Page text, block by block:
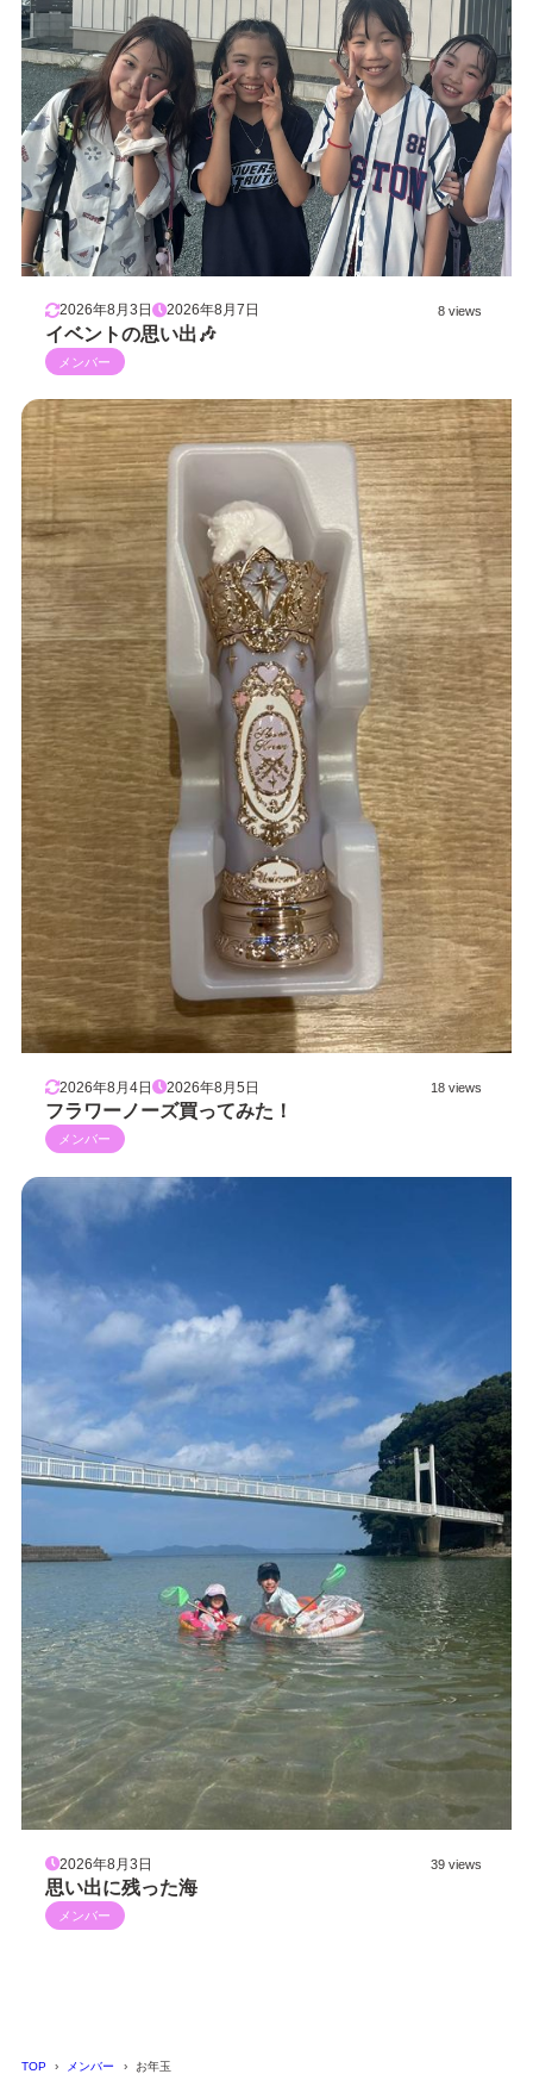
2026年8月3日 2026年8月7日 8 views
イベントの思い出🎶
メンバー
2026年8月4日 2026年8月5日 18 views
フラワーノーズ買ってみた！
メンバー
2026年8月3日 39 views
思い出に残った海
メンバー
TOP メンバー お年玉